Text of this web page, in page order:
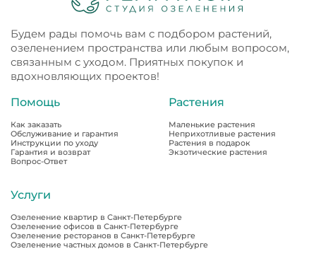
Будем рады помочь вам с подбором растений,
озеленением пространства или любым вопросом,
связанным с уходом. Приятных покупок и
вдохновляющих проектов!
Помощь
Как заказать
Обслуживание и гарантия
Инструкции по уходу
Гарантия и возврат
Вопрос-Ответ
Растения
Маленькие растения
Неприхотливые растения
Растения в подарок
Экзотические растения
Услуги
Озеленение квартир в Санкт-Петербурге
Озеленение офисов в Санкт-Петербурге
Озеленение ресторанов в Санкт-Петербурге
Озеленение частных домов в Санкт-Петербурге